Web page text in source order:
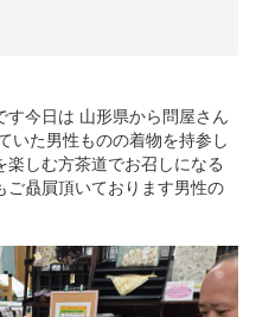
今日は 山形県から問屋さん
いた男性ものの着物を持参し
しむ方茶道でお召しになる
贔屓頂いております男性の